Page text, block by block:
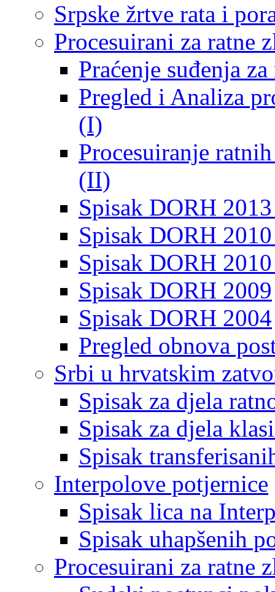
Srpske žrtve rata i
Procesuirani za ratne
Praćenje suđenja
Pregled i Analiza
(I)
Procesuiranje
(II)
Spisak DORH
Spisak DORH
Spisak DORH
Spisak DORH 2009
Spisak DORH 2004
Pregled obnova
Srbi u hrvatskim
Spisak za djela
Spisak za djela
Spisak
Interpolove potjernice
Spisak lica na
Spisak uhapšenih
Procesuirani za ratne